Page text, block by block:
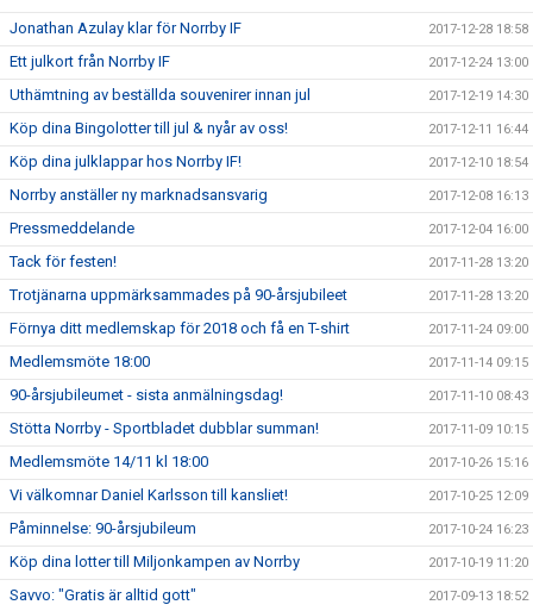
Jonathan Azulay klar för Norrby IF 2017-12-28 18:58
Ett julkort från Norrby IF 2017-12-24 13:00
Uthämtning av beställda souvenirer innan jul 2017-12-19 14:30
Köp dina Bingolotter till jul & nyår av oss! 2017-12-11 16:44
Köp dina julklappar hos Norrby IF! 2017-12-10 18:54
Norrby anställer ny marknadsansvarig 2017-12-08 16:13
Pressmeddelande 2017-12-04 16:00
Tack för festen! 2017-11-28 13:20
Trotjänarna uppmärksammades på 90-årsjubileet 2017-11-28 13:20
Förnya ditt medlemskap för 2018 och få en T-shirt 2017-11-24 09:00
Medlemsmöte 18:00 2017-11-14 09:15
90-årsjubileumet - sista anmälningsdag! 2017-11-10 08:43
Stötta Norrby - Sportbladet dubblar summan! 2017-11-09 10:15
Medlemsmöte 14/11 kl 18:00 2017-10-26 15:16
Vi välkomnar Daniel Karlsson till kansliet! 2017-10-25 12:09
Påminnelse: 90-årsjubileum 2017-10-24 16:23
Köp dina lotter till Miljonkampen av Norrby 2017-10-19 11:20
Savvo: "Gratis är alltid gott" 2017-09-13 18:52